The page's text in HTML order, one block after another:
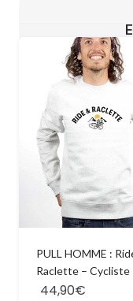
PULL HOMME :
Raclette – Cycliste
44,90€